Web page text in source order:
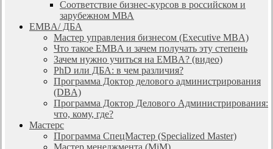
Соответствие бизнес-курсов в российском и
зарубежном МВА
EMBA/ ДБA
Мастер управления бизнесом (Executive MBA)
Что такое EMBA и зачем получать эту степень
Зачем нужно учиться на EMBA? (видео)
PhD или ДБА: в чем различия?
Программа Доктор делового администрирования
(DBА)
Программа Доктор Делового Администрирования:
что, кому, где?
Мастерс
Программа СпецМастер (Specialized Master)